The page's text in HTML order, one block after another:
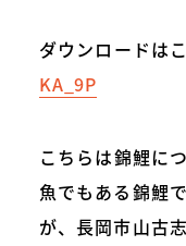
ダウンロードは
KA_9P
こちらは錦鯉に
魚でもある錦鯉
が、長岡市山古